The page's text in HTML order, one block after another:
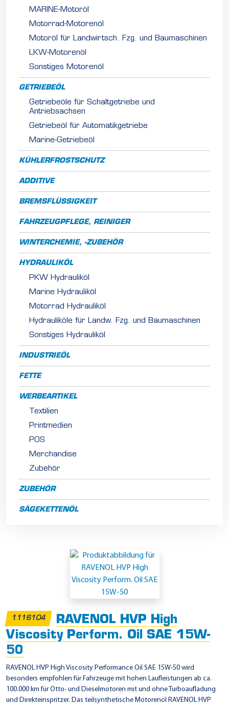
MARINE-Motoröl
Motorrad-Motorenöl
Motoröl für Landwirtsch. Fzg. und Baumaschinen
LKW-Motorenöl
Sonstiges Motorenöl
GETRIEBEÖL
Getriebeöle für Schaltgetriebe und
Antriebsachsen
Getriebeöl für Automatikgetriebe
Marine-Getriebeöl
KÜHLERFROSTSCHUTZ
ADDITIVE
BREMSFLÜSSIGKEIT
FAHRZEUGPFLEGE, REINIGER
WINTERCHEMIE, -ZUBEHÖR
HYDRAULIKÖL
PKW Hydrauliköl
Marine Hydrauliköl
Motorrad Hydrauliköl
Hydrauliköle für Landw. Fzg. und Baumaschinen
Sonstiges Hydrauliköl
INDUSTRIEÖL
FETTE
WERBEARTIKEL
Textilien
Printmedien
POS
Merchandise
Zubehör
ZUBEHÖR
SÄGEKETTENÖL
M
o
t
o
r
e
n
1116104
RAVENOL HVP High
Viscosity Perform. Oil SAE 15W-
50
RAVENOL HVP High Viscosity Performance Oil SAE 15W-50 wird
besonders empfohlen für Fahrzeuge mit hohen Laufleistungen ab ca.
100.000 km für Otto- und Dieselmotoren mit und ohne Turboaufladung
und Direkteinspritzer. Das teilsynthetische Motorenöl RAVENOL HVP